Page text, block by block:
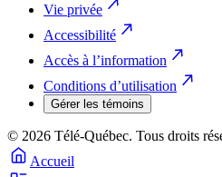
Vie privée
Accessibilité
Accès à l’information
Conditions d’utilisation
Gérer les témoins
© 2026 Télé-Québec. Tous droits
Accueil